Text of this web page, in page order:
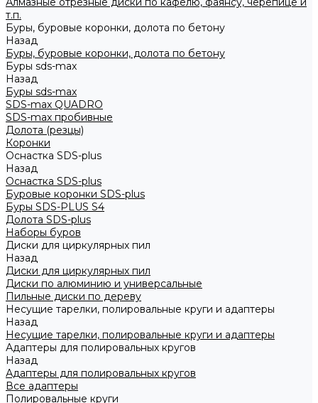
т.п.
Буры, буровые коронки, долота по бетону
Назад
Буры, буровые коронки, долота по бетону
Буры sds-max
Назад
Буры sds-max
SDS-max QUADRO
SDS-max пробивные
Долота (резцы)
Коронки
Оснастка SDS-plus
Назад
Оснастка SDS-plus
Буровые коронки SDS-plus
Буры SDS-PLUS S4
Долота SDS-plus
Наборы буров
Диски для циркулярных пил
Назад
Диски для циркулярных пил
Диски по алюминию и универсальные
Пильные диски по дереву
Несущие тарелки, полировальные круги и адаптеры
Назад
Несущие тарелки, полировальные круги и адаптеры
Адаптеры для полировальных кругов
Назад
Адаптеры для полировальных кругов
Все адаптеры
Полировальные круги